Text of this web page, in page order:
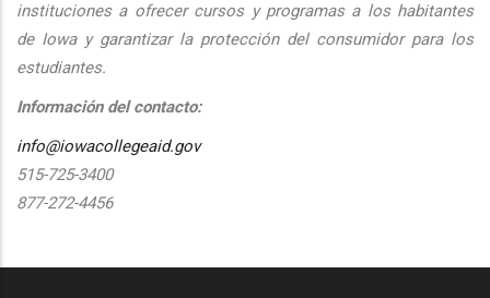
instituciones a ofrecer cursos y programas a los habitantes
de Iowa y garantizar la protección del consumidor para los
estudiantes.
Información del contacto:
info@iowacollegeaid.gov
515-725-3400
877-272-4456